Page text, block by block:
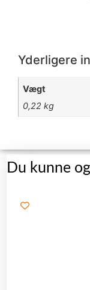
Yderligere
Vægt
0,22 kg
Du kunne